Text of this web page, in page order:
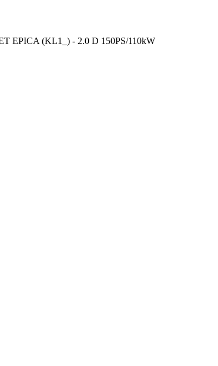
EPICA (KL1_) - 2.0 D 150PS/110kW